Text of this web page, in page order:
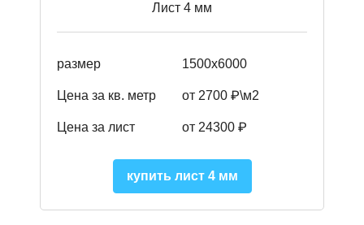
Лист 4 мм
размер 1500х6000
Цена за кв. метр от 2700 ₽\м2
Цена за лист от 24300 ₽
купить лист 4 мм